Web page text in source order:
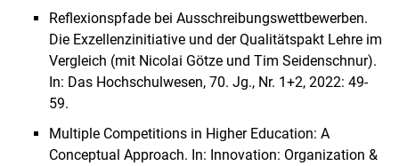
Reflexionspfade bei Ausschreibungswettbewerben.
Die Exzellenzinitiative und der Qualitätspakt Lehre im
Vergleich (mit Nicolai Götze und Tim Seidenschnur).
In: Das Hochschulwesen, 70. Jg., Nr. 1+2, 2022: 49-
59.
Multiple Competitions in Higher Education: A
Conceptual Approach. In: Innovation: Organization &